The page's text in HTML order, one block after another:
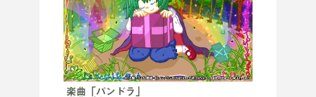
楽曲「パンドラ」